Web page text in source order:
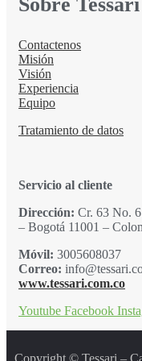
Sobre Tessari
Contactenos
Misión
Visión
Experiencia
Equipo
Tratamiento de datos
Servicio al cliente
Dirección: Cr. 63 No.
– Bogotá 11001 –
Móvil: 3005608037
Correo:
www.tessari.com.co
Youtube Facebook